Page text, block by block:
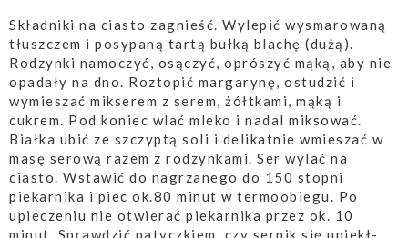
Składniki na ciasto zagnieść. Wylepić wysmarowaną
tłuszczem i posypaną tartą bułką blachę (dużą).
Rodzynki namoczyć, osączyć, oprószyć mąką, aby nie
opadały na dno. Roztopić margarynę, ostudzić i
wymieszać mikserem z serem, żółtkami, mąką i
cukrem. Pod koniec wlać mleko i nadal miksować.
Białka ubić ze szczyptą soli i delikatnie wmieszać w
masę serową razem z rodzynkami. Ser wylać na
ciasto. Wstawić do nagrzanego do 150 stopni
piekarnika i piec ok.80 minut w termoobiegu. Po
upieczeniu nie otwierać piekarnika przez ok. 10
minut. Sprawdzić patyczkiem, czy sernik się upiekł-